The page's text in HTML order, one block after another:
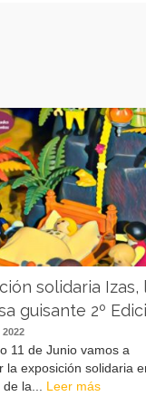
solidaria Izas,
guisante 2º
2022
11 de Junio vamos a
la exposición solidaria
la... Leer más